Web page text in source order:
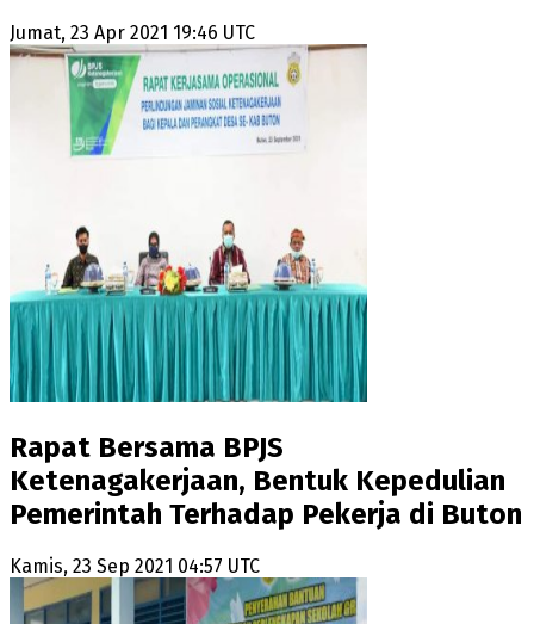
Jumat, 23 Apr 2021 19:46 UTC
Rapat Bersama BPJS
Ketenagakerjaan, Bentuk Kepedulian
Pemerintah Terhadap Pekerja di Buton
Kamis, 23 Sep 2021 04:57 UTC